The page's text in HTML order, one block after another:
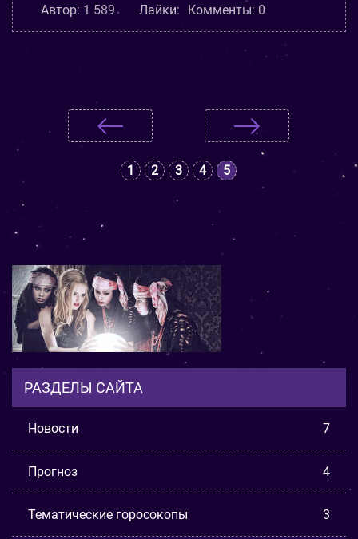
Автор: 1 589 Лайки: Комменты: 0
1 2 3 4 5
РАЗДЕЛЫ САЙТА
Новости 7
Прогноз 4
Тематические горосокопы 3